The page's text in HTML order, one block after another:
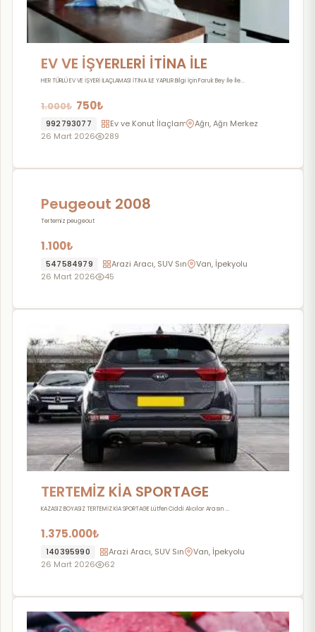
EV VE İŞYERLERİ İTİNA İLE
İLAÇLANIR
HER TÜRLÜ EV VE İŞYERİ İLAÇLAMASI İTİNA İLE YAPILIR Bilgi İçin Faruk Bey İle İle...
1.000₺ 750₺
992793077 Ev ve Konut İlaçlamaAğrı, Ağrı Merkez
26 Mart 2026
289
Peugeout 2008
Tertemiz peugeout
1.100₺
547584979 Arazi Aracı, SUV Sınıfı, Pick Up
Van, İpekyolu
26 Mart 2026
45
TERTEMİZ KİA SPORTAGE
KAZASIZ BOYASIZ TERTEMİZ KİA SPORTAGE Lütfen Ciddi Alıcılar Arasın ….
1.375.000₺
140395990 Arazi Aracı, SUV Sınıfı, Pick Up
Van, İpekyolu
26 Mart 2026
62